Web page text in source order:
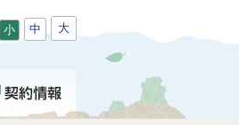
小 中 大